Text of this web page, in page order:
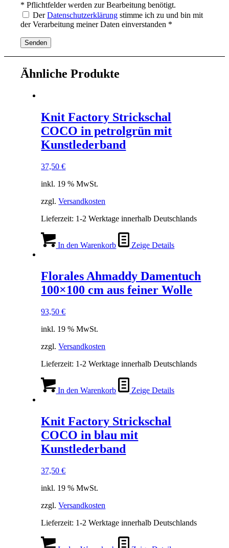
* Pflichtfelder werden zur Bearbeitung benötigt.
DerDatenschutzerklärung stimme ich zu und bin mit
der Verarbeitung meiner Daten einverstanden *
Ähnliche Produkte
Knit Factory Strickschal
COCO in petrolgrün mit
Kunstlederband
37,50€
inkl. 19 % MwSt.
zzgl.Versandkosten
Lieferzeit: 1-2 Werktage innerhalb Deutschlands
In den Warenkorb Zeige Details
Florales Ahmaddy Damentuch
100×100 cm aus feiner Wolle
93,50€
inkl. 19 % MwSt.
zzgl.Versandkosten
Lieferzeit: 1-2 Werktage innerhalb Deutschlands
In den Warenkorb Zeige Details
Knit Factory Strickschal
COCO in blau mit
Kunstlederband
37,50€
inkl. 19 % MwSt.
zzgl.Versandkosten
Lieferzeit: 1-2 Werktage innerhalb Deutschlands